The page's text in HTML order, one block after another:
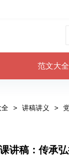
范文大全
全 > 讲稿讲义 >
讲稿：传承